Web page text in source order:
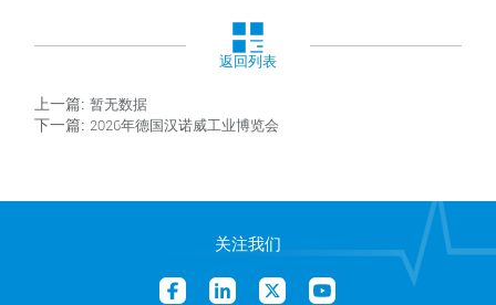
返回列表
上一篇: 暂无数据
下一篇: 2026年德国汉诺威工业博览会
关注我们